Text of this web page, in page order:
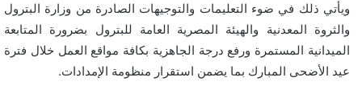
ويأتي ذلك في ضوء التعليمات والتوجيهات الصادرة من وزارة البترول
والثروة المعدنية والهيئة المصرية العامة للبترول بضرورة المتابعة
الميدانية المستمرة ورفع درجة الجاهزية بكافة مواقع العمل خلال فترة
عيد الأضحى المبارك بما يضمن استقرار منظومة الإمدادات.